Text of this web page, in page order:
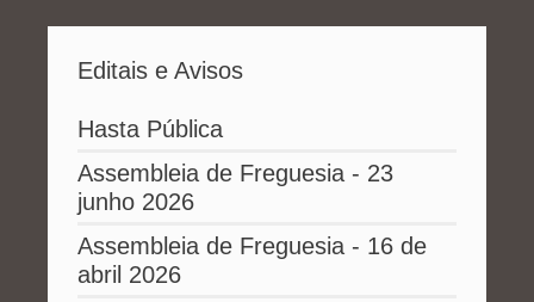
Editais e Avisos
Hasta Pública
Assembleia de Freguesia - 23
junho 2026
Assembleia de Freguesia - 16 de
abril 2026